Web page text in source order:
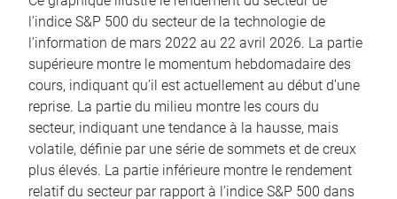
l’indice S&P 500 du secteur de la technologie de
l’information de mars 2022 au 22 avril 2026. La partie
supérieure montre le momentum hebdomadaire des
cours, indiquant qu’il est actuellement au début d’une
reprise. La partie du milieu montre les cours du
secteur, indiquant une tendance à la hausse, mais
volatile, définie par une série de sommets et de creux
plus élevés. La partie inférieure montre le rendement
relatif du secteur par rapport à l’indice S&P 500 dans